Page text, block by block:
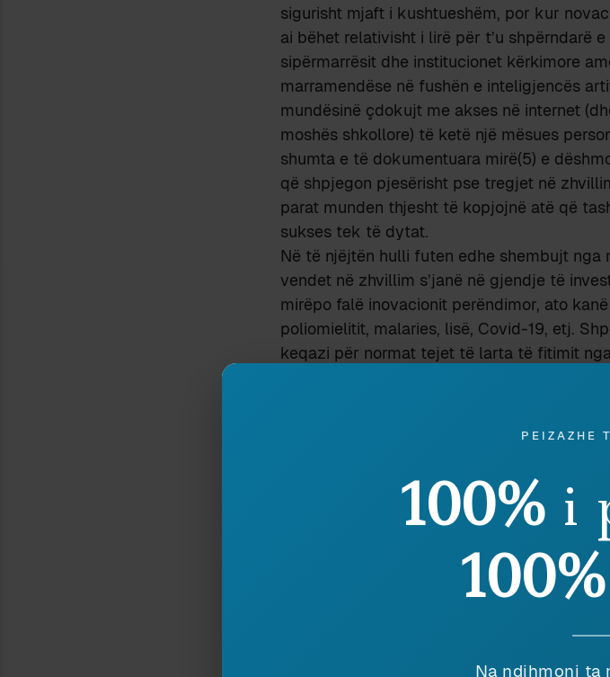
sigurisht mjaft i kushtueshëm, por kur
ai bëhet relativisht i lirë për t’u shpërndarë
sipërmarrësit dhe institucionet kërkimore
marramendëse në fushën e inteligjencës
mundësinë çdokujt me akses në internet
moshës shkollore) të ketë një mësues
shumta e të dokumentuara mirë(5) e
që shpjegon pjesërisht pse tregjet në
parat munden thjesht të kopjojnë atë që
sukses tek të dytat.
Në të njëjtën hulli futen edhe shembujt nga
vendet në zhvillim s’janë në gjendje të
mirëpo falë inovacionit perëndimor, ato
poliomielitit, malaries, lisë, Covid-19, etj.
keqazi për normat tejet të larta të fitimit
suksesshme, ato janë në gjendje të
Këtu ka sigurisht shumë për t’u diskutuar
mund të thuhet se fitimet e pritshme nga
të vogël për zhvillimin e barnave të reja.
humanitar është i pamohueshëm: një
qind e rritjes së jetëgjatësisë ndërmjet
nga përdorimi i barnave të reja(6).
korrupsionit dhe lakmisë nga kompanitë
PEIZAZHE
100% i
100%
Na ndihmoni ta